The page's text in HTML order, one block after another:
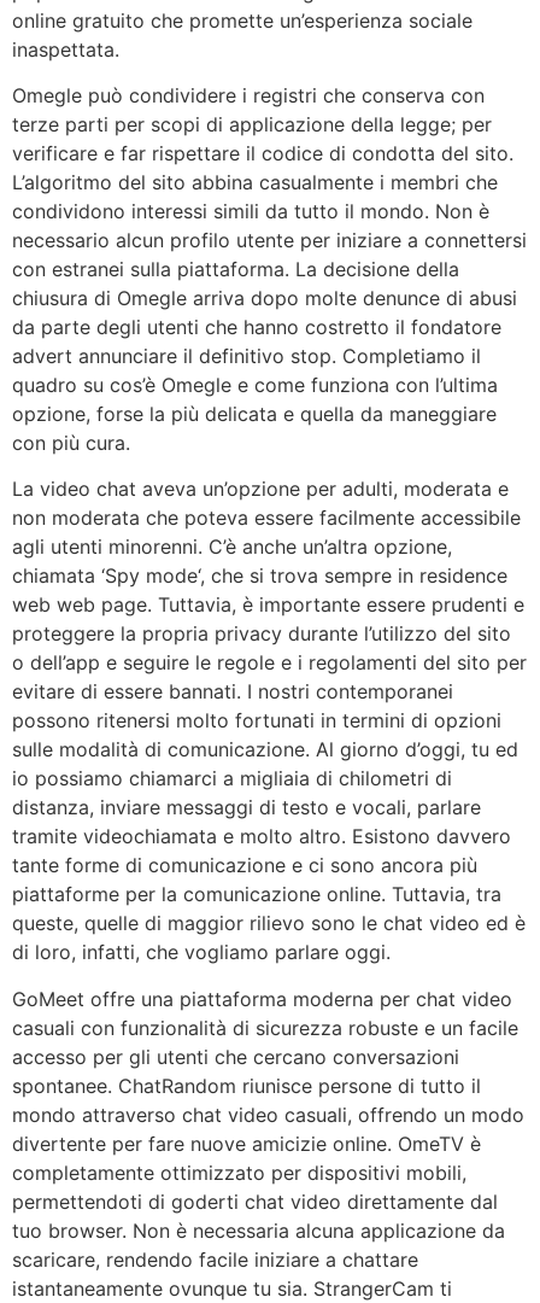
online gratuito che promette un’esperienza sociale
inaspettata.
Omegle può condividere i registri che conserva con
terze parti per scopi di applicazione della legge; per
verificare e far rispettare il codice di condotta del sito.
L’algoritmo del sito abbina casualmente i membri che
condividono interessi simili da tutto il mondo. Non è
necessario alcun profilo utente per iniziare a connettersi
con estranei sulla piattaforma. La decisione della
chiusura di Omegle arriva dopo molte denunce di abusi
da parte degli utenti che hanno costretto il fondatore
advert annunciare il definitivo stop. Completiamo il
quadro su cos’è Omegle e come funziona con l’ultima
opzione, forse la più delicata e quella da maneggiare
con più cura.
La video chat aveva un’opzione per adulti, moderata e
non moderata che poteva essere facilmente accessibile
agli utenti minorenni. C’è anche un’altra opzione,
chiamata ‘Spy mode‘, che si trova sempre in residence
web web page. Tuttavia, è importante essere prudenti e
proteggere la propria privacy durante l’utilizzo del sito
o dell’app e seguire le regole e i regolamenti del sito per
evitare di essere bannati. I nostri contemporanei
possono ritenersi molto fortunati in termini di opzioni
sulle modalità di comunicazione. Al giorno d’oggi, tu ed
io possiamo chiamarci a migliaia di chilometri di
distanza, inviare messaggi di testo e vocali, parlare
tramite videochiamata e molto altro. Esistono davvero
tante forme di comunicazione e ci sono ancora più
piattaforme per la comunicazione online. Tuttavia, tra
queste, quelle di maggior rilievo sono le chat video ed è
di loro, infatti, che vogliamo parlare oggi.
GoMeet offre una piattaforma moderna per chat video
casuali con funzionalità di sicurezza robuste e un facile
accesso per gli utenti che cercano conversazioni
spontanee. ChatRandom riunisce persone di tutto il
mondo attraverso chat video casuali, offrendo un modo
divertente per fare nuove amicizie online. OmeTV è
completamente ottimizzato per dispositivi mobili,
permettendoti di goderti chat video direttamente dal
tuo browser. Non è necessaria alcuna applicazione da
scaricare, rendendo facile iniziare a chattare
istantaneamente ovunque tu sia. StrangerCam ti